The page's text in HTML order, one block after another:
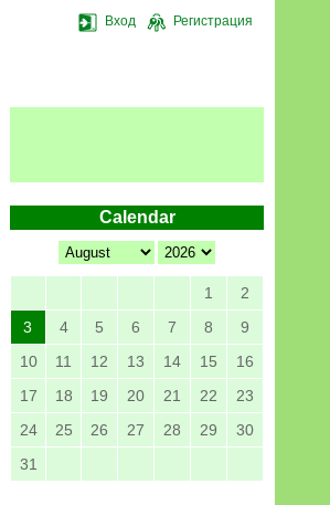
Вход Регистрация
Calendar
1
2
3
4 5 6 7 8
9
10
11 12 13 14 15
16
17
18 19 20 21 22
23
24
25 26 27 28 29
30
31